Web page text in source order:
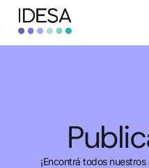
¡Encontrá todos